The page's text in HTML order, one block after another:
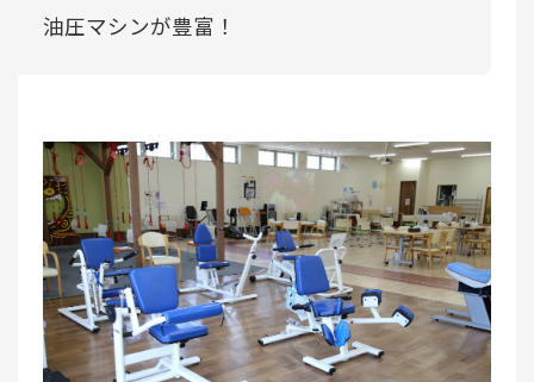
油圧マシンが豊富！